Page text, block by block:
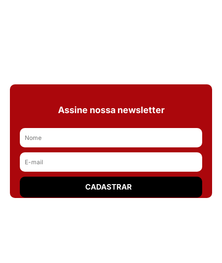
Assine nossa newsletter